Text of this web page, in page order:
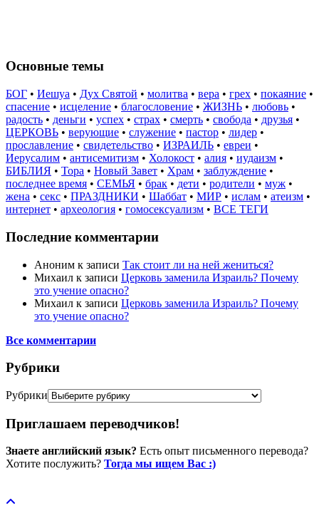
Основные темы
БОГ • Иешуа • Дух Святой • молитва • вера • грех • покаяние •
спасение • исцеление • благословение • ЖИЗНЬ • любовь •
радость • деньги • успех • страх • смерть • свобода • друзья •
ЦЕРКОВЬ • верующие • служение • пастор • лидер •
прославление • свидетельство • ИЗРАИЛЬ • евреи •
Иерусалим • антисемитизм • Холокост • алия • иудаизм •
БИБЛИЯ • Тора • Новый Завет • Храм • заблуждение •
последнее время • СЕМЬЯ • брак • дети • родители • муж •
жена • секс • ПРАЗДНИКИ • Шаббат • МИР • ислам • атеизм •
интернет • археология • гомосексуализм • ВСЕ ТЕГИ
Последние комментарии
Аноним к записи Так стоит ли на ней жениться?
Михаил к записи Церковь заменила Израиль? Почему
это учение опасно?
Михаил к записи Церковь заменила Израиль? Почему
это учение опасно?
Все комментарии
Рубрики
Рубрики
Приглашаем переводчиков!
Знаете английский язык? Есть опыт письменного перевода?
Хотите послужить? Тогда мы ищем Вас :)